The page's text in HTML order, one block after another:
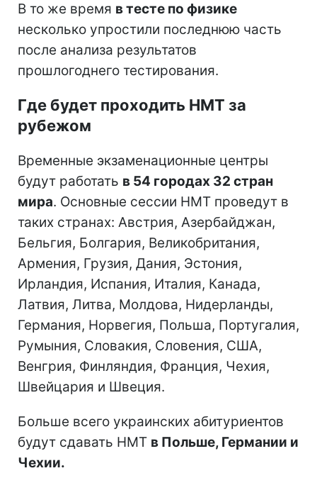
В то же время в тесте по физике
несколько упростили последнюю часть
после анализа результатов
прошлогоднего тестирования.
Где будет проходить НМТ за
рубежом
Временные экзаменационные центры
будут работать в 54 городах 32 стран
мира. Основные сессии НМТ проведут в
таких странах: Австрия, Азербайджан,
Бельгия, Болгария, Великобритания,
Армения, Грузия, Дания, Эстония,
Ирландия, Испания, Италия, Канада,
Латвия, Литва, Молдова, Нидерланды,
Германия, Норвегия, Польша, Португалия,
Румыния, Словакия, Словения, США,
Венгрия, Финляндия, Франция, Чехия,
Швейцария и Швеция.
Больше всего украинских абитуриентов
будут сдавать НМТ в Польше, Германии и
Чехии.